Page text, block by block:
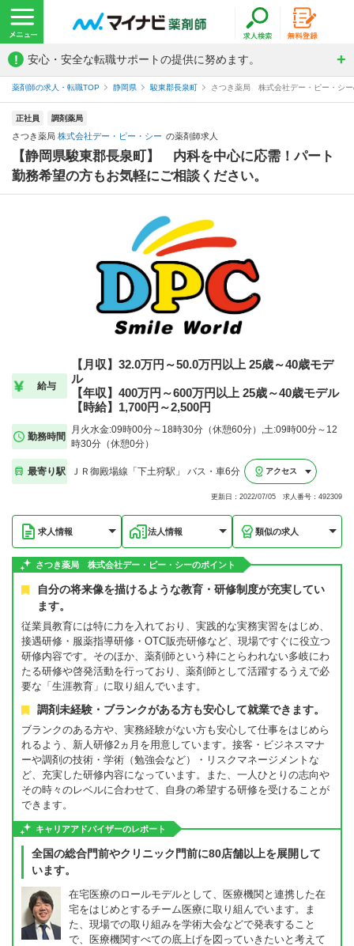
! 安心・安全な転職サポートの提供に努めます。
薬剤師の求人・転職TOP 静岡県 駿東郡長泉町 さつき薬局 株式会社デー・ピー・シ
正社員 調剤薬局
さつき薬局 株式会社デー・ピー・シー の薬剤師求人
【静岡県駿東郡長泉町】 内科を中心に応需！パート
勤務希望の方もお気軽にご相談ください。
給与
【月収】32.0万円～50.0万円以上 25歳～40歳モデ
ル
【年収】400万円～600万円以上 25歳～40歳モデル
【時給】1,700円～2,500円
勤務時間
月火水金:09時00分～18時30分（休憩60分）,土:09時00分～12
時30分（休憩0分）
最寄り駅 ＪＲ御殿場線「下土狩駅」 バス・車6分 アクセス
更新日：2022/07/05 求人番号：492309
求人情報 法人情報 類似の求人
さつき薬局 株式会社デー・ピー・シーのポイント
自分の将来像を描けるような教育・研修制度が充実してい
ます。
従業員教育には特に力を入れており、実践的な実務実習をはじめ、
接遇研修・服薬指導研修・OTC販売研修など、現場ですぐに役立つ
研修内容です。そのほか、薬剤師という枠にとらわれない多岐にわ
たる研修や啓発活動を行っており、薬剤師として活躍するうえで必
要な「生涯教育」に取り組んでいます。
調剤未経験・ブランクがある方も安心して就業できます。
ブランクのある方や、実務経験がない方も安心して仕事をはじめら
れるよう、新人研修2ヵ月を用意しています。接客・ビジネスマナ
ーや調剤の技術・学術（勉強会など）・リスクマネージメントな
ど、充実した研修内容になっています。また、一人ひとりの志向や
その時々のレベルに合わせて、自身の希望する研修を受けることが
できます。
キャリアアドバイザーのレポート
全国の総合門前やクリニック門前に80店舗以上を展開して
います。
在宅医療のロールモデルとして、医療機関と連携した在
宅をはじめとするチーム医療に取り組んでいます。ま
た、現場での取り組みを学術大会などで発表すること
で、医療機関すべての底上げを図っていきたいと考えて